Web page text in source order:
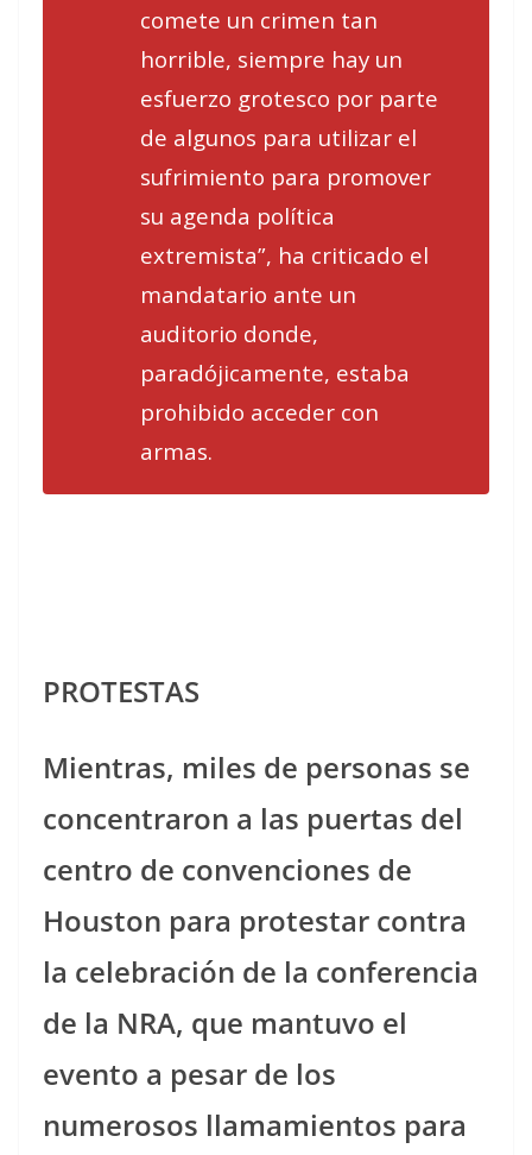
comete un crimen tan
horrible, siempre hay un
esfuerzo grotesco por parte
de algunos para utilizar el
sufrimiento para promover
su agenda política
extremista”, ha criticado el
mandatario ante un
auditorio donde,
paradójicamente, estaba
prohibido acceder con
armas.
PROTESTAS
Mientras, miles de personas se
concentraron a las puertas del
centro de convenciones de
Houston para protestar contra
la celebración de la conferencia
de la NRA, que mantuvo el
evento a pesar de los
numerosos llamamientos para